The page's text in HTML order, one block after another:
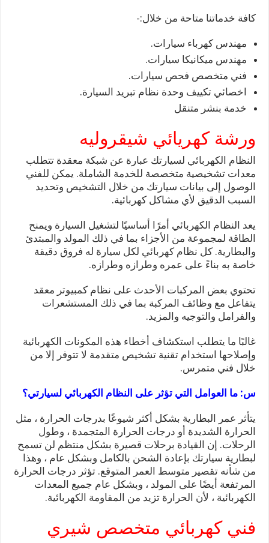
كافة خدماتنا متاحة من خلال:-
مهندس كهرباء سيارات.
مهندس ميكانيكا سيارات.
فني متخصص فحص سيارات.
اخصائي تكييف وحدة نظام تبريد السيارة.
خدمة بنشر متنقل
ورشة كهريائي شيقروليه
النظام الكهربائي لسيارتك عبارة عن شبكة معقدة تتطلب
معدات تشخيصية متخصصة للخدمة الشاملة. يمكن للفني
الوصول إلى بيانات سيارتك من خلال التشخيص وتحديد
السبب الدقيق لأي مشاكل كهربائية.
يعد النظام الكهربائي أمرًا أساسيًا لتشغيل السيارة ويمنح
الطاقة لمجموعة من الأجزاء بما في ذلك المولد والمبتدئ
والبطارية. كل نظام كهربائي لكل سيارة له فروق دقيقة
خاصة به بناءً على عمره وطرازه وطرازه.
تحتوي بعض المركبات الأحدث على نظام كمبيوتر معقد
يتفاعل مع وظائف المركبة بما في ذلك المستشعرات
والفرامل والتوجيه والمزيد.
غالبًا ما يتطلب استكشاف أخطاء هذه المكونات الكهربائية
وإصلاحها استخدام تقنية تشخيص متقدمة لا تتوفر إلا من
خلال فني متمرس.
س: ما العوامل التي تؤثر على النظام الكهربائي لسيارتي؟
يتأثر عمر البطارية بشكل أكثر شيوعًا بدرجات الحرارة ، مثل
الحرارة الشديدة أو درجات الحرارة المتجمدة ، وطول
الرحلات. إن القيادة برحلات قصيرة بشكل منتظم لن تسمح
لبطارية سيارتك بإعادة الشحن بالكامل وبشكل عام ، وهذا
من شأنه تقصير متوسط ​​العمر المتوقع. تؤثر درجات الحرارة
المرتفعة أيضًا على المولد ، وبشكل عام جميع المعدات
الكهربائية ، لأن الحرارة تزيد من المقاومة الكهربائية.
فني كهربائي متخصص شيري